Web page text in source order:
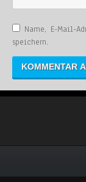
Name, E-Mail-
speichern.